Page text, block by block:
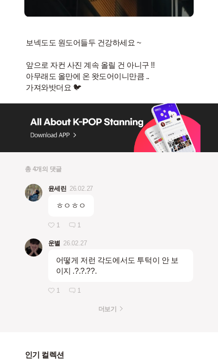
보넥도도 원도어들두 건강하세요 ~
앞으로 자컨 사진 계속 올릴 건 아니구 !!
아무래도 올만에 온 왓도어이니만큼 ..
가져와밧더요 🐦
총 4개의 댓글
윤세린 26.02.27
ㅎㅇㅎㅇ
1 1
운별 26.02.27
어떻게 저런 각도에서도 투턱이 안 보
이지 .?.?.??.
1 1
더보기
인기 컬렉션